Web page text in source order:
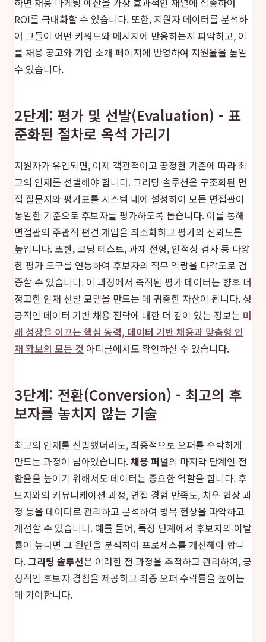
ROI를 극대화할 수 있습니다. 또한, 지원자 데이터를 분석하
여 그들이 어떤 키워드와 메시지에 반응하는지 파악하고, 이
를 채용 공고와 기업 소개 페이지에 반영하여 지원율을 높일
수 있습니다.
2단계: 평가 및 선발(Evaluation) - 표
준화된 절차로 옥석 가리기
지원자가 유입되면, 이제 객관적이고 공정한 기준에 따라 최
고의 인재를 선별해야 합니다. 그리팅 솔루션은 구조화된 면
접 질문지와 평가표를 시스템 내에 설정하여 모든 면접관이
동일한 기준으로 후보자를 평가하도록 돕습니다. 이를 통해
면접관의 주관적 편견 개입을 최소화하고 평가의 신뢰도를
높입니다. 또한, 코딩 테스트, 과제 전형, 인적성 검사 등 다양
한 평가 도구를 연동하여 후보자의 직무 역량을 다각도로 검
증할 수 있습니다. 이 과정에서 축적된 평가 데이터는 향후 더
정교한 인재 선발 모델을 만드는 데 귀중한 자산이 됩니다. 성
공적인 데이터 기반 채용 전략에 대한 더 깊이 있는 정보는 미
래 성장을 이끄는 핵심 동력, 데이터 기반 채용과 맞춤형 인
재 확보의 모든 것 아티클에서도 확인하실 수 있습니다.
3단계: 전환(Conversion) - 최고의 후
보자를 놓치지 않는 기술
최고의 인재를 선발했더라도, 최종적으로 오퍼를 수락하게
만드는 과정이 남아있습니다.채용 퍼널의 마지막 단계인 전
환율을 높이기 위해서도 데이터는 중요한 역할을 합니다. 후
보자와의 커뮤니케이션 과정, 면접 경험 만족도, 처우 협상 과
정 등을 데이터로 관리하고 분석하여 병목 현상을 파악하고
개선할 수 있습니다. 예를 들어, 특정 단계에서 후보자의 이탈
률이 높다면 그 원인을 분석하여 프로세스를 개선해야 합니
다.그리팅 솔루션은 이러한 전 과정을 추적하고 관리하여, 긍
정적인 후보자 경험을 제공하고 최종 오퍼 수락률을 높이는
데 기여합니다.